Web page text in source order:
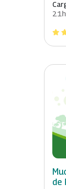
21h
de